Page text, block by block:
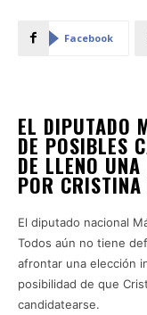
Facebook
EL DIPUTADO
DE POSIBLES
DE LLENO
POR
El diputado nacional
Todos aún no tiene
afrontar una elección
posibilidad de que
candidatearse.